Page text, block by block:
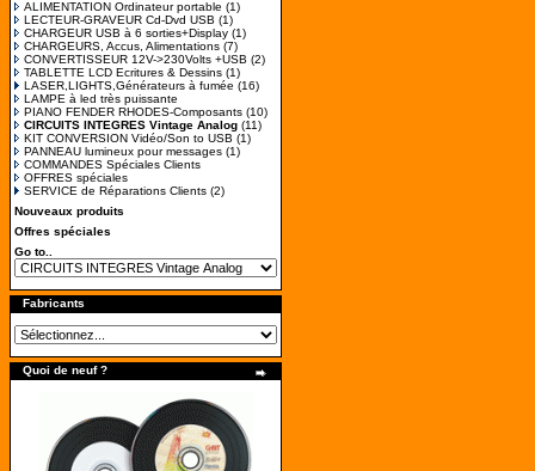
ALIMENTATION Ordinateur portable (1)
LECTEUR-GRAVEUR Cd-Dvd USB (1)
CHARGEUR USB à 6 sorties+Display (1)
CHARGEURS, Accus, Alimentations (7)
CONVERTISSEUR 12V->230Volts +USB (2)
TABLETTE LCD Ecritures & Dessins (1)
LASER,LIGHTS,Générateurs à fumée (16)
LAMPE à led très puissante
PIANO FENDER RHODES-Composants (10)
CIRCUITS INTEGRES Vintage Analog (11)
KIT CONVERSION Vidéo/Son to USB (1)
PANNEAU lumineux pour messages (1)
COMMANDES Spéciales Clients
OFFRES spéciales
SERVICE de Réparations Clients (2)
Nouveaux produits
Offres spéciales
Go to..
Fabricants
Quoi de neuf ?